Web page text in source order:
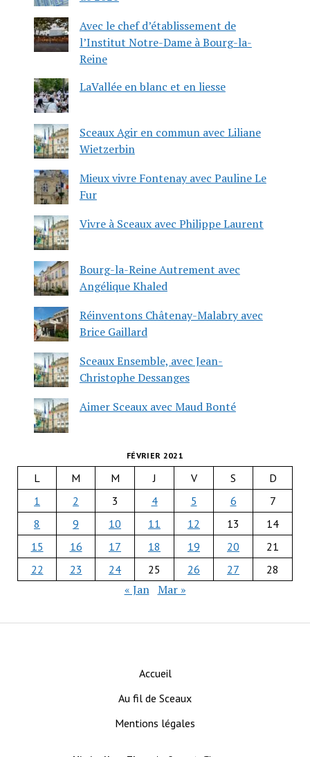
Avec le chef d’établissement de
l’Institut Notre-Dame à Bourg-la-
Reine
LaVallée en blanc et en liesse
Sceaux Agir en commun avec Liliane
Wietzerbin
Mieux vivre Fontenay avec Pauline Le
Fur
Vivre à Sceaux avec Philippe Laurent
Bourg-la-Reine Autrement avec
Angélique Khaled
Réinventons Châtenay-Malabry avec
Brice Gaillard
Sceaux Ensemble, avec Jean-
Christophe Dessanges
Aimer Sceaux avec Maud Bonté
FÉVRIER 2021
L M M J V S
D
1
2 3 4 5 6
7
8
9 10 11 12 13
14
15
16 17 18 19 20
21
22
23 24 25 26 27 28
« Jan Mar »
Accueil
Au fil de Sceaux
Mentions légales